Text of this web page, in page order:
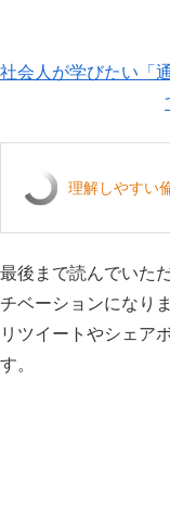
社会人が学びたい「
理解しやすい
最後まで読んでいた
チベーションになり
リツイートやシェア
す。